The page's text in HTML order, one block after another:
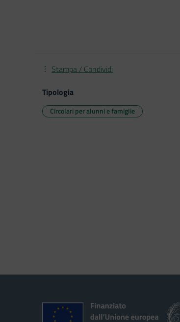
Stampa / Condividi
Tipologia
Circolari per alunni e famiglie